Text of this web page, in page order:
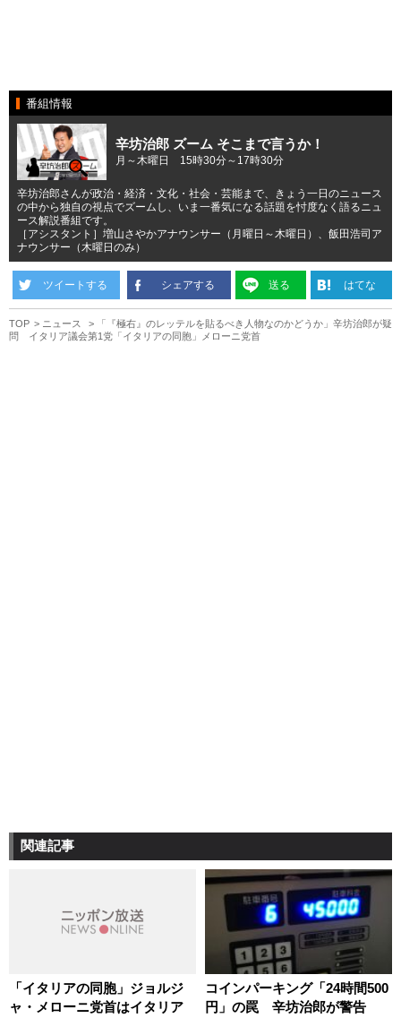
番組情報
辛坊治郎 ズーム そこまで言うか！
月～木曜日 15時30分～17時30分
辛坊治郎さんが政治・経済・文化・社会・芸能まで、きょう一日のニュース
の中から独自の視点でズームし、いま一番気になる話題を忖度なく語るニュ
ース解説番組です。
［アシスタント］増山さやかアナウンサー（月曜日～木曜日）、飯田浩司ア
ナウンサー（木曜日のみ）
ツイートする シェアする 送る はてな
TOP ニュース
「『極右』のレッテルを貼るべき人物なのかどうか」辛坊治郎が疑
問 イタリア議会第1党「イタリアの同胞」メローニ党首
関連記事
「イタリアの同胞」ジョルジ
ャ・メローニ党首はイタリア
コインパーキング「24時間500
円」の罠 辛坊治郎が警告